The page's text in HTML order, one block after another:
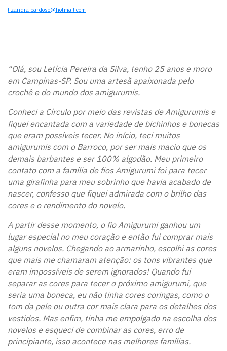
lizandra-cardoso@hotmail.com
“Olá, sou Letícia Pereira da Silva, tenho 25 anos e moro
em Campinas-SP. Sou uma artesã apaixonada pelo
crochê e do mundo dos amigurumis.
Conheci a Círculo por meio das revistas de Amigurumis e
fiquei encantada com a variedade de bichinhos e bonecas
que eram possíveis tecer. No início, teci muitos
amigurumis com o Barroco, por ser mais macio que os
demais barbantes e ser 100% algodão. Meu primeiro
contato com a família de fios Amigurumi foi para tecer
uma girafinha para meu sobrinho que havia acabado de
nascer, confesso que fiquei admirada com o brilho das
cores e o rendimento do novelo.
A partir desse momento, o fio Amigurumi ganhou um
lugar especial no meu coração e então fui comprar mais
alguns novelos. Chegando ao armarinho, escolhi as cores
que mais me chamaram atenção: os tons vibrantes que
eram impossíveis de serem ignorados! Quando fui
separar as cores para tecer o próximo amigurumi, que
seria uma boneca, eu não tinha cores coringas, como o
tom da pele ou outra cor mais clara para os detalhes dos
vestidos. Mas enfim, tinha me empolgado na escolha dos
novelos e esqueci de combinar as cores, erro de
principiante, isso acontece nas melhores famílias.